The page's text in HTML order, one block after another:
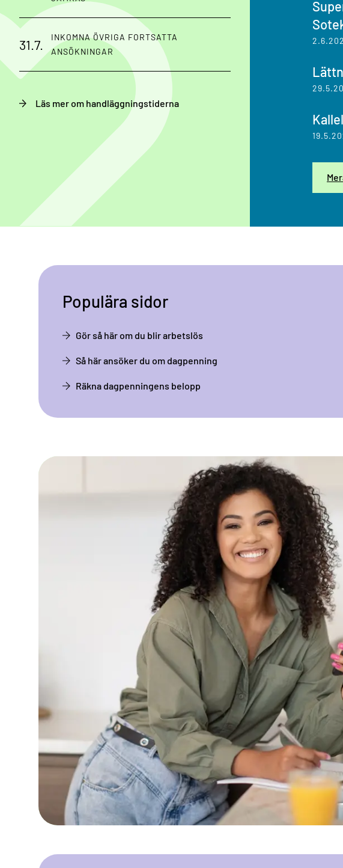
31.7.
INKOMNA ÖVRIGA FORTSATTA
ANSÖKNINGAR
Läs mer om handläggningstiderna
Populära sidor
Gör så här om du blir arbetslös
Så här ansöker du om dagpenning
Räkna dagpenningens belopp